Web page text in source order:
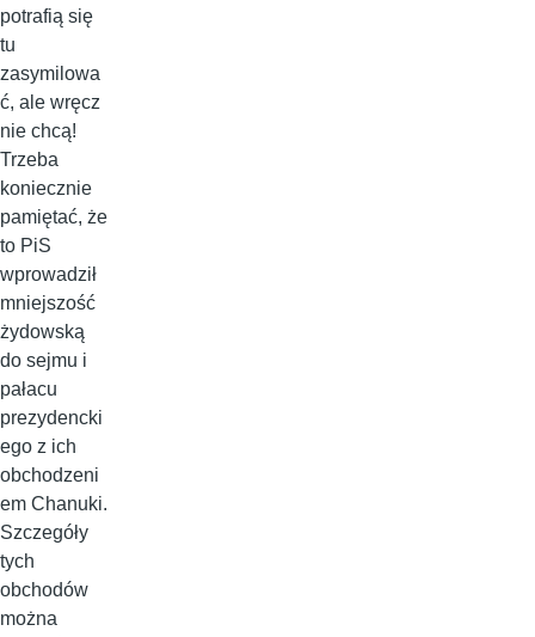
potrafią się
tu
zasymilowa
ć, ale wręcz
nie chcą!
Trzeba
koniecznie
pamiętać, że
to PiS
wprowadził
mniejszość
żydowską
do sejmu i
pałacu
prezydencki
ego z ich
obchodzeni
em Chanuki.
Szczegóły
tych
obchodów
można